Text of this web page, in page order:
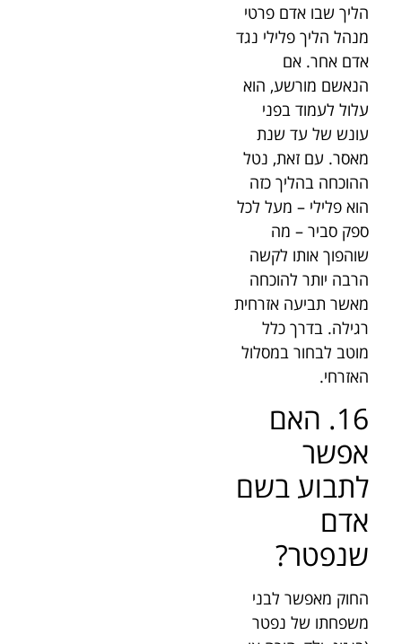
הליך שבו אדם פרטי
מנהל הליך פלילי נגד
אדם אחר. אם
הנאשם מורשע, הוא
עלול לעמוד בפני
עונש של עד שנת
מאסר. עם זאת, נטל
ההוכחה בהליך כזה
הוא פלילי – מעל לכל
ספק סביר – מה
שוהפוך אותו לקשה
הרבה יותר להוכחה
מאשר תביעה אזרחית
רגילה. בדרך כלל
מוטב לבחור במסלול
האזרחי.
16. האם
אפשר
לתבוע בשם
אדם
שנפטר?
החוק מאפשר לבני
משפחתו של נפטר